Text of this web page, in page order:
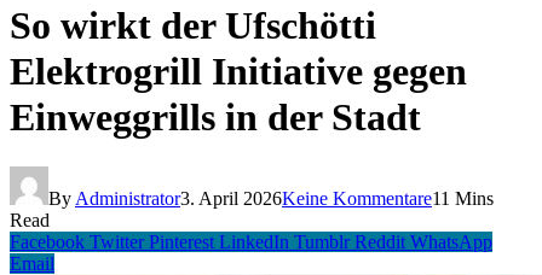
So wirkt der Ufschötti
Elektrogrill Initiative gegen
Einweggrills in der Stadt
By Administrator3. April 2026Keine Kommentare11 Mins
Read
Facebook Twitter Pinterest LinkedIn Tumblr Reddit WhatsApp
Email